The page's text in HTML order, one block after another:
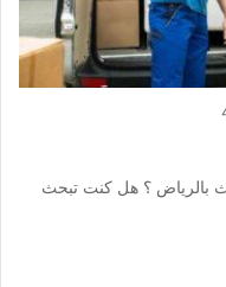
بالرياض ؟ هل كنت تبحث